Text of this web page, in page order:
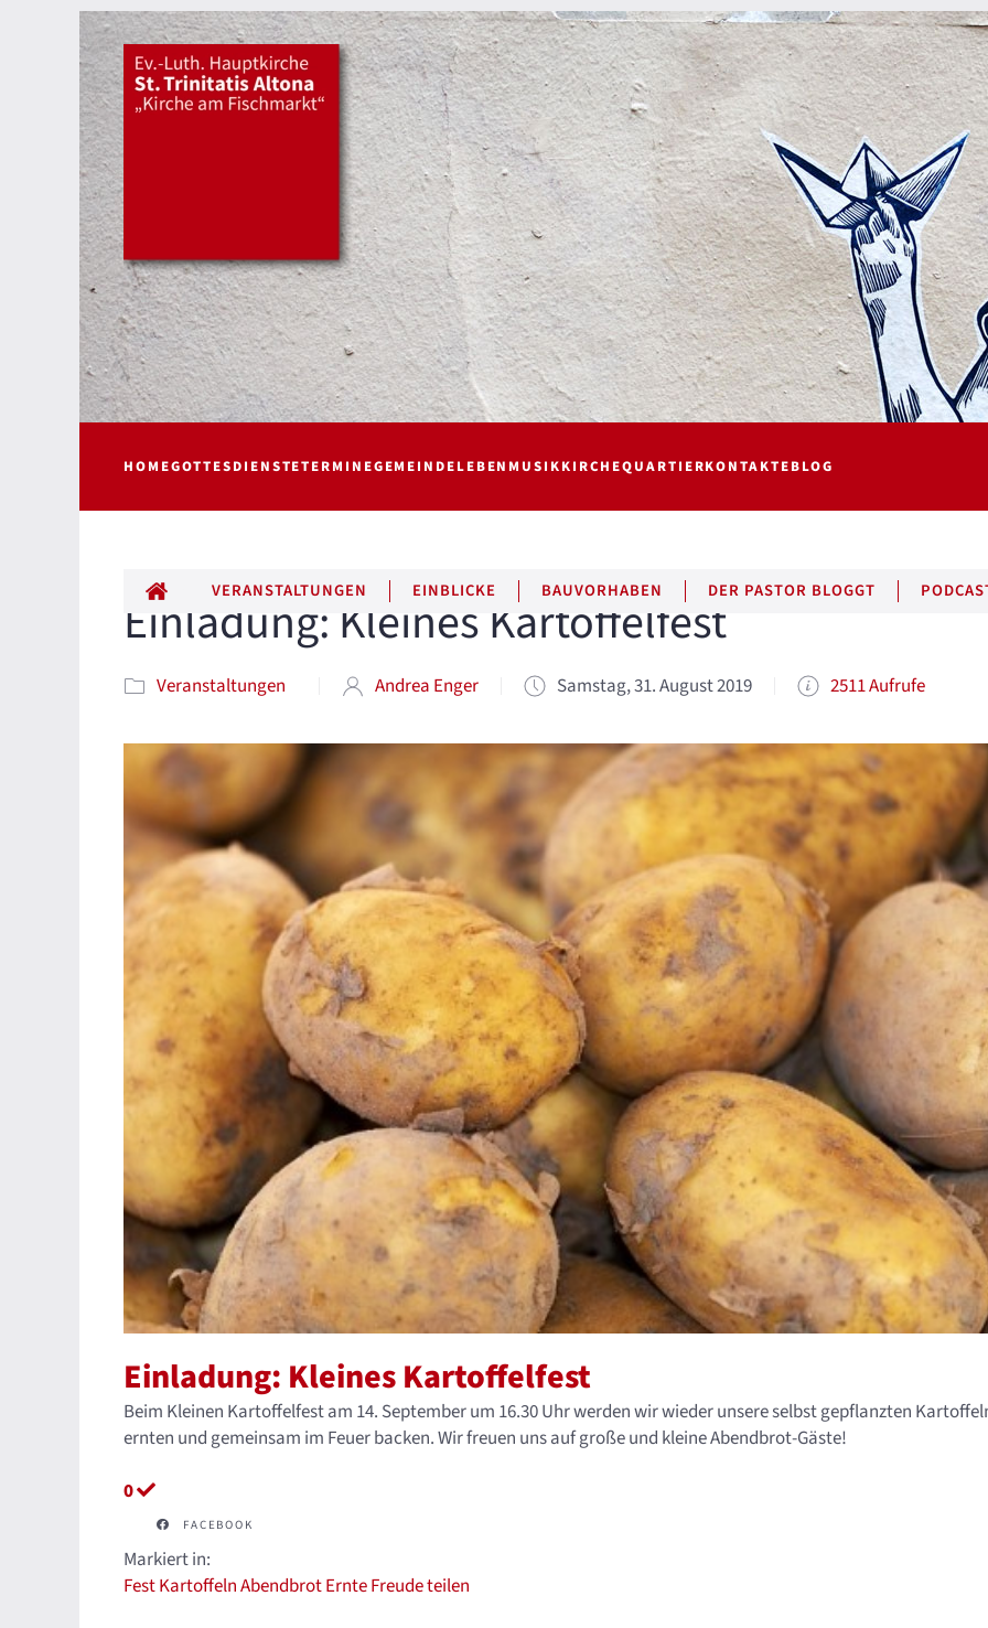
HOMEGOTTESDIENSTETERMINEGEMEINDELEBEN MUSIKKIRCHEQUARTIERKONTAKTEBLOG
ALLE BEITRÄGE
VERANSTALTUNGEN EINBLICKE BAUVORHABEN DER PASTOR BLOGGT
Einladung: Kleines Kartoffelfest
Veranstaltungen Andrea Enger Samstag, 31. August 2019 2511 Aufrufe
Einladung: Kleines Kartoffelfest
Beim Kleinen Kartoffelfest am 14. September um 16.30 Uhr werden wir wieder unsere selbst gepflanzten
ernten und gemeinsam im Feuer backen. Wir freuen uns auf große und kleine Abendbrot-Gäste!
0
FACEBOOK
Markiert in:
FestKartoffelnAbendbrotErnteFreudeteilen